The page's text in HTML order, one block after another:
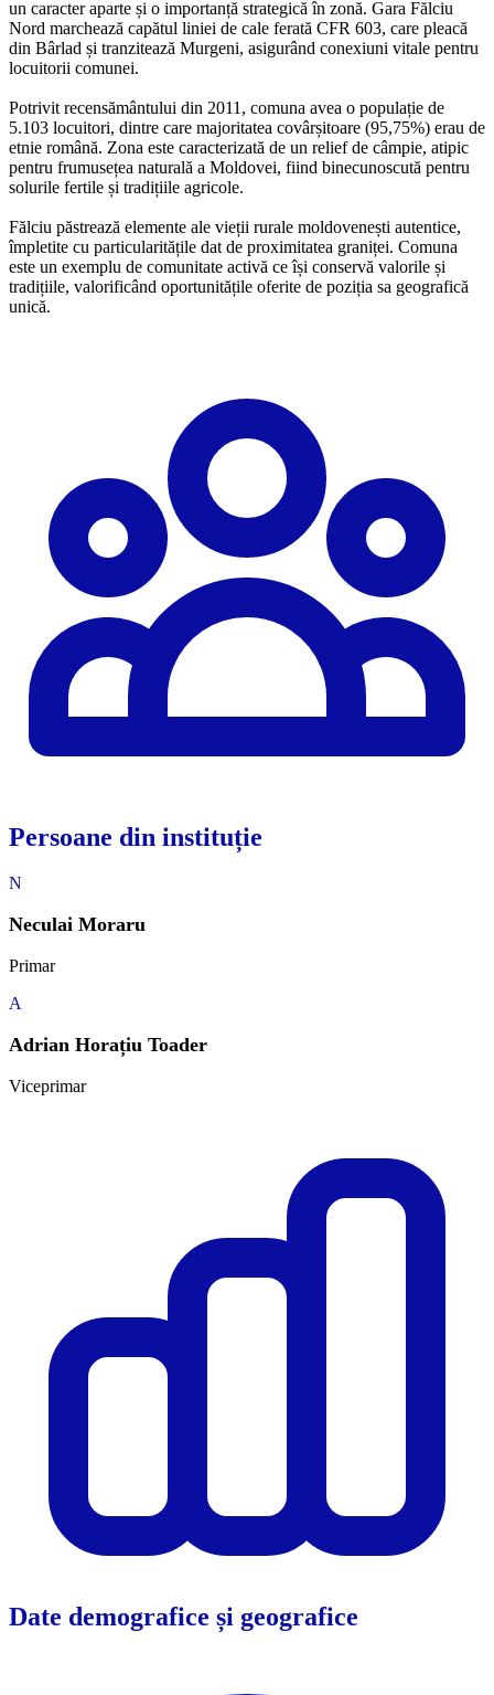
un caracter aparte și o importanță strategică în zonă. Gara Fălciu
Nord marchează capătul liniei de cale ferată CFR 603, care pleacă
din Bârlad și tranzitează Murgeni, asigurând conexiuni vitale pentru
locuitorii comunei.
Potrivit recensământului din 2011, comuna avea o populație de
5.103 locuitori, dintre care majoritatea covârșitoare (95,75%) erau de
etnie română. Zona este caracterizată de un relief de câmpie, atipic
pentru frumusețea naturală a Moldovei, fiind binecunoscută pentru
solurile fertile și tradițiile agricole.
Fălciu păstrează elemente ale vieții rurale moldovenești autentice,
împletite cu particularitățile dat de proximitatea graniței. Comuna
este un exemplu de comunitate activă ce își conservă valorile și
tradițiile, valorificând oportunitățile oferite de poziția sa geografică
unică.
Persoane din instituție
N
Neculai Moraru
Primar
A
Adrian Horațiu Toader
Viceprimar
Date demografice și geografice